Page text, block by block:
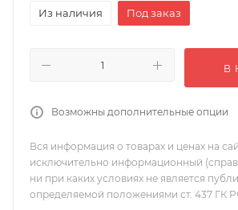
Из наличия
Под заказ
В
Возможны дополнительные опции
Вся информация о товарах и ценах на
исключительно информационный
ни при каких условиях не является
определяемой положениями ст. 437 ГК